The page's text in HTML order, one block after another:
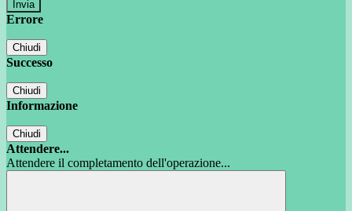
Errore
Chiudi
Successo
Chiudi
Informazione
Chiudi
Attendere...
Attendere il completamento dell'operazione...